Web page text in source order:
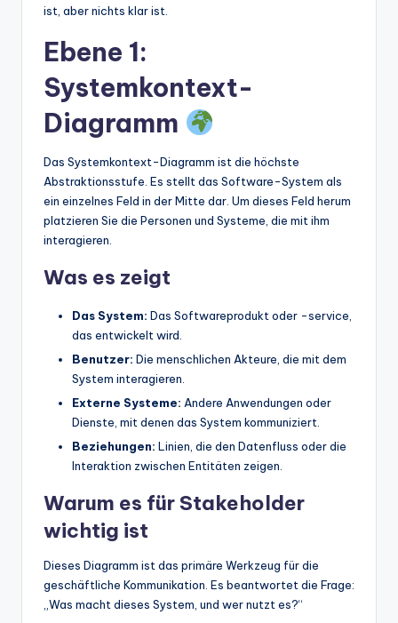
ist, aber nichts klar ist.
Ebene 1:
Systemkontext-
Diagramm
Das Systemkontext-Diagramm ist die höchste
Abstraktionsstufe. Es stellt das Software-System als
ein einzelnes Feld in der Mitte dar. Um dieses Feld herum
platzieren Sie die Personen und Systeme, die mit ihm
interagieren.
Was es zeigt
Das System: Das Softwareprodukt oder -service,
das entwickelt wird.
Benutzer: Die menschlichen Akteure, die mit dem
System interagieren.
Externe Systeme: Andere Anwendungen oder
Dienste, mit denen das System kommuniziert.
Beziehungen: Linien, die den Datenfluss oder die
Interaktion zwischen Entitäten zeigen.
Warum es für Stakeholder
wichtig ist
Dieses Diagramm ist das primäre Werkzeug für die
geschäftliche Kommunikation. Es beantwortet die Frage:
„Was macht dieses System, und wer nutzt es?“